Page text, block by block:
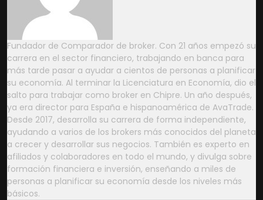
Fundador de Comparador de broker. Con 21 años empezó su
carrera en el sector financiero, trabajando en banca para
más tarde pasar a ayudar a cientos de personas a planificar
su economía. Al terminar la Licenciatura en Economía, dio el
salto para trabajar como broker en Chipre. Un año después,
ya era director para España e hispanoamérica de AvaTrade.
Desde 2017, desarrolla su carrera de forma independiente,
ayudando a varios de los brokers más conocidos del planeta
a crecer y desarrollar sus negocios. También es experto en
afiliados y colaboradores en todo el mundo, y divulga sobre
formación financiera e inversión, enseñando a miles de
personas a planificar su economía desde los niveles más
básicos.